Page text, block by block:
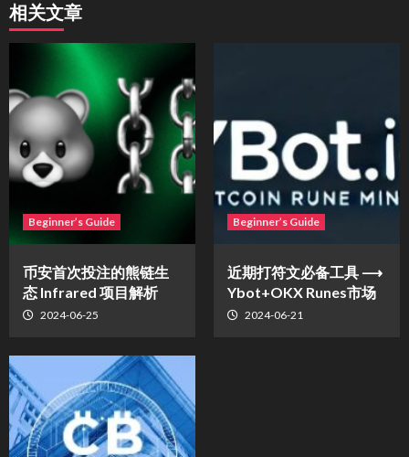
相关文章
Beginner’s Guide
币安首次投注的熊链生
态 Infrared 项目解析
2024-06-25
Beginner’s Guide
近期打符文必备工具 ⟶
Ybot+OKX Runes市场
2024-06-21